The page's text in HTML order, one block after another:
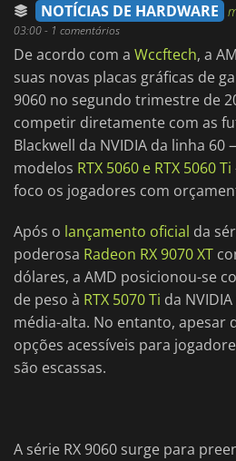
NOTÍCIAS DE HARDWARE
03:00- 1 comentários
De acordo com a Wccftech, a
suas novas placas gráficas de
9060 no segundo trimestre de
competir diretamente com as
Blackwell da NVIDIA da linha
modelos RTX 5060 e RTX 5060 Ti
foco os jogadores com
Após o lançamento oficial da
poderosa Radeon RX 9070 XT
dólares, a AMD posicionou-se
de peso à RTX 5070 Ti da
média-alta. No entanto, apesar
opções acessíveis para
são escassas.
A série RX 9060 surge para